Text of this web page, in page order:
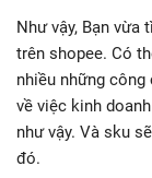
Như vậy, Bạn vừa
trên shopee. Có
nhiều những
về việc kinh
như vậy. Và sku
đó.